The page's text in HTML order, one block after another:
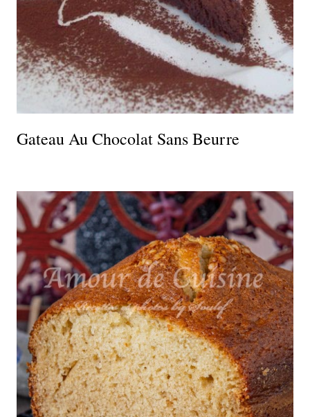
Gateau Au Chocolat Sans Beurre